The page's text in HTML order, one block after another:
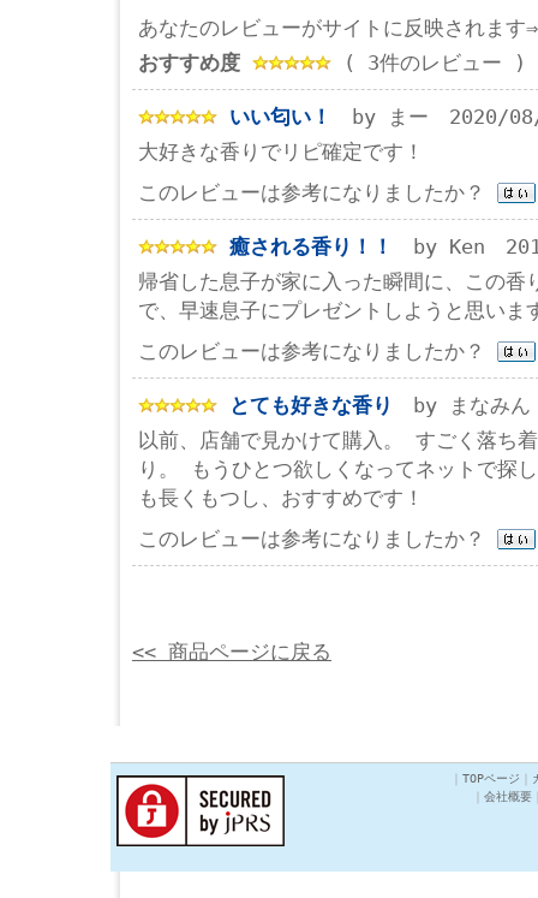
あなたのレビューがサイトに反映されま
おすすめ度
( 3件のレビュー )
いい匂い！
by まー 2020/
大好きな香りでリピ確定です！
このレビューは参考になりましたか？
癒される香り！！
by Ken
帰省した息子が家に入った瞬間に、この香
で、早速息子にプレゼントしようと思いま
このレビューは参考になりましたか？
とても好きな香り
by まなみ
以前、店舗で見かけて購入。 すごく落ち
り。 もうひとつ欲しくなってネットで探
も長くもつし、おすすめです！
このレビューは参考になりましたか？
<< 商品ページに戻る
TOPページ
会社概要